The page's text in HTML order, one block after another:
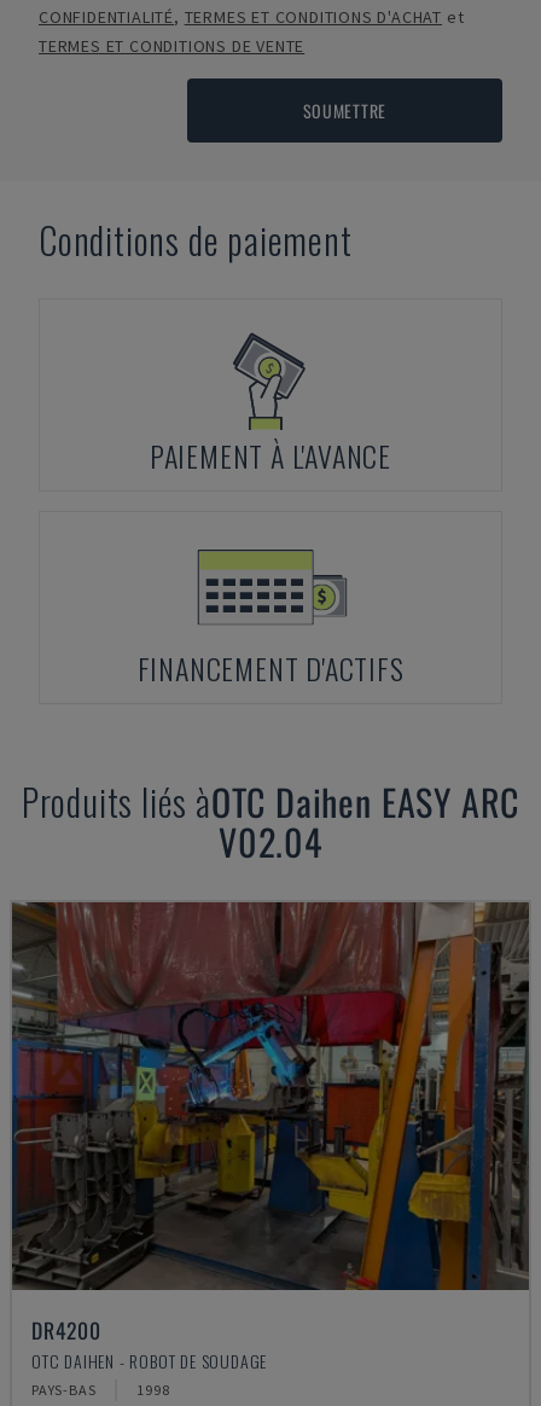
CONFIDENTIALITÉ, TERMES ET CONDITIONS D'ACHAT et
TERMES ET CONDITIONS DE VENTE
SOUMETTRE
Conditions de paiement
PAIEMENT À L'AVANCE
FINANCEMENT D'ACTIFS
Produits liés àOTC Daihen EASY ARC
V02.04
DR4200
OTC DAIHEN - ROBOT DE SOUDAGE
PAYS-BAS 1998